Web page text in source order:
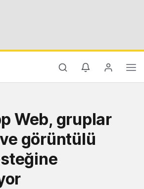
Web, gruplar
görüntülü